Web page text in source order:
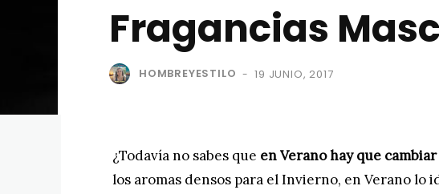
Fragancias
HOMBREYESTILO - 19 JUNIO, 2017
¿Todavía no sabes que en Verano hay que
los aromas densos para el Invierno, en Verano lo